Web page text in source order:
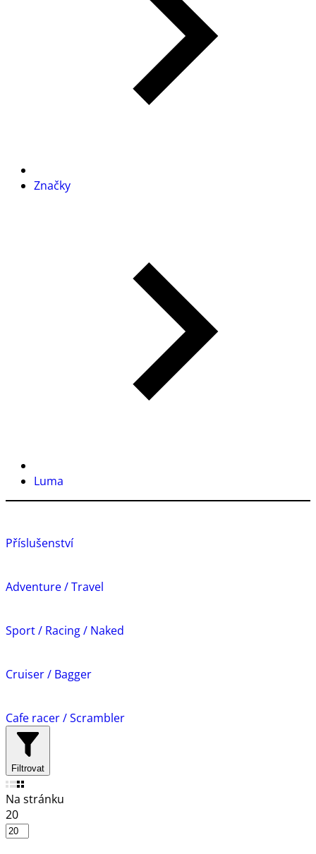
Značky
Luma
Příslušenství
Adventure / Travel
Sport / Racing / Naked
Cruiser / Bagger
Cafe racer / Scrambler
Filtrovat
Na stránku
20